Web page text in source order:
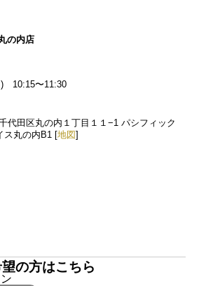
の内店
) 10:15〜11:30
代田区丸の内１丁目１１−1 パシフィック
ス丸の内B1 [地図]
の方はこちら